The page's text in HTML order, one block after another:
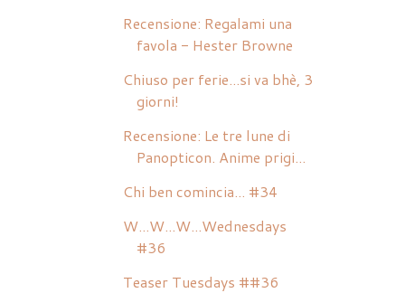
Recensione: Regalami una
favola - Hester Browne
Chiuso per ferie...si va bhè, 3
giorni!
Recensione: Le tre lune di
Panopticon. Anime prigi...
Chi ben comincia... #34
W...W...W...Wednesdays
#36
Teaser Tuesdays ##36